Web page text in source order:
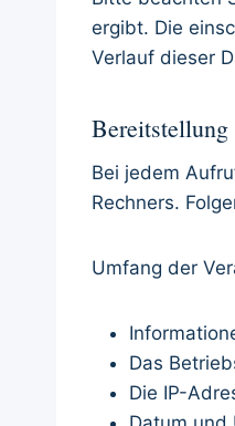
ergibt. Die
Verlauf dieser
Bei jedem
Rechners.
Umfang der
Das
Die IP-